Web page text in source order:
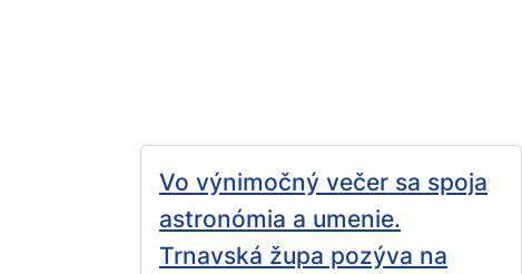
Vo výnimočný večer sa spoja
astronómia a umenie.
Trnavská župa pozýva na